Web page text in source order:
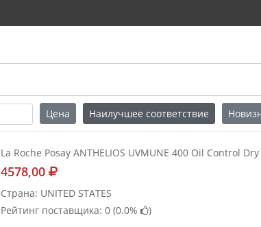
Цена Наилучшее соответствие
La Roche Posay ANTHELIOS UVMUNE 400 Oil Control
4578,00
Страна: UNITED STATES
Рейтинг поставщика: 0 (0.0% )